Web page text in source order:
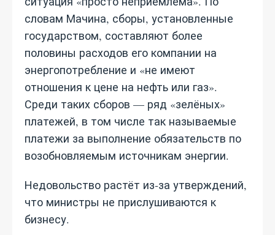
словам Мачина, сборы, установленные
государством, составляют более
половины расходов его компании на
энергопотребление и «не имеют
отношения к цене на нефть или газ».
Среди таких сборов — ряд «зелёных»
платежей, в том числе так называемые
платежи за выполнение обязательств по
возобновляемым источникам энергии.
Недовольство растёт из‑за утверждений,
что министры не прислушиваются к
бизнесу.